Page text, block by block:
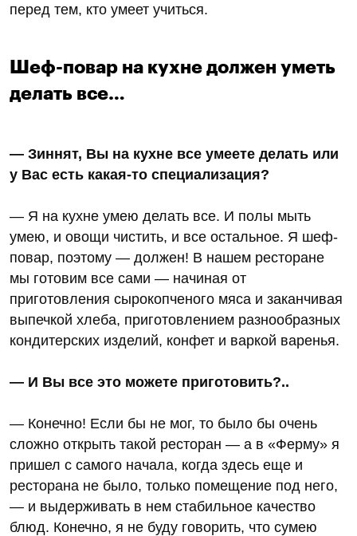
перед тем, кто умеет учиться.
Шеф-повар на кухне должен уметь
делать все…
— Зиннят, Вы на кухне все умеете делать или
у Вас есть какая-то специализация?
— Я на кухне умею делать все. И полы мыть
умею, и овощи чистить, и все остальное. Я шеф-
повар, поэтому — должен! В нашем ресторане
мы готовим все сами — начиная от
приготовления сырокопченого мяса и заканчивая
выпечкой хлеба, приготовлением разнообразных
кондитерских изделий, конфет и варкой варенья.
— И Вы все это можете приготовить?..
— Конечно! Если бы не мог, то было бы очень
сложно открыть такой ресторан — а в «Ферму» я
пришел с самого начала, когда здесь еще и
ресторана не было, только помещение под него,
— и выдерживать в нем стабильное качество
блюд. Конечно, я не буду говорить, что сумею